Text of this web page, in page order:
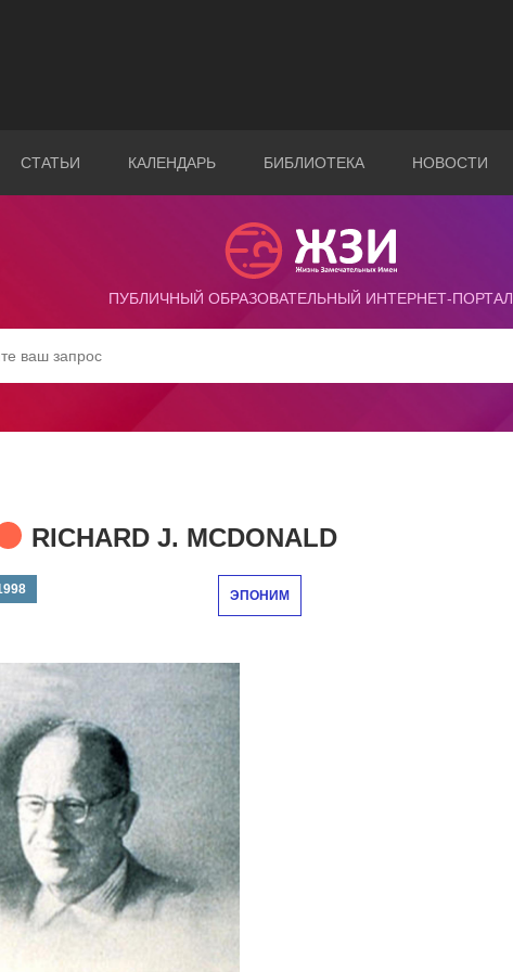
СТАТЬИ КАЛЕНДАРЬ БИБЛИОТЕКА НОВОСТИ
ПУБЛИЧНЫЙ ОБРАЗОВАТЕЛЬНЫЙ ИНТЕРНЕТ-ПОРТАЛ
RICHARD J. MCDONALD
ЭПОНИМ